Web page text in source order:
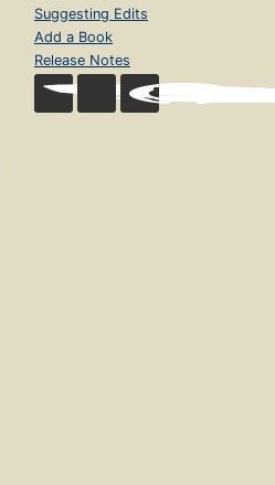
Suggesting Edits
Add a Book
Release Notes